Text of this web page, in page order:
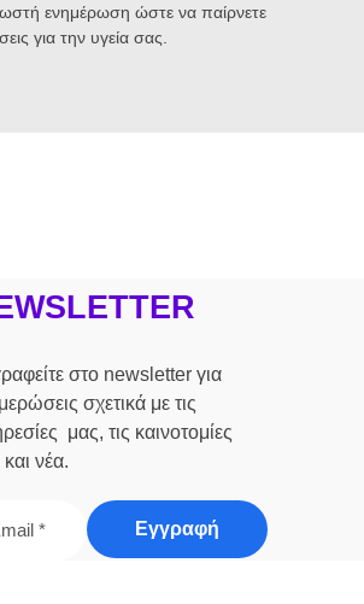
ενημέρωση ώστε να παίρνετε
για την υγεία σας.
στο newsletter για
σχετικά με τις
μας, τις καινοτομίες
νέα.